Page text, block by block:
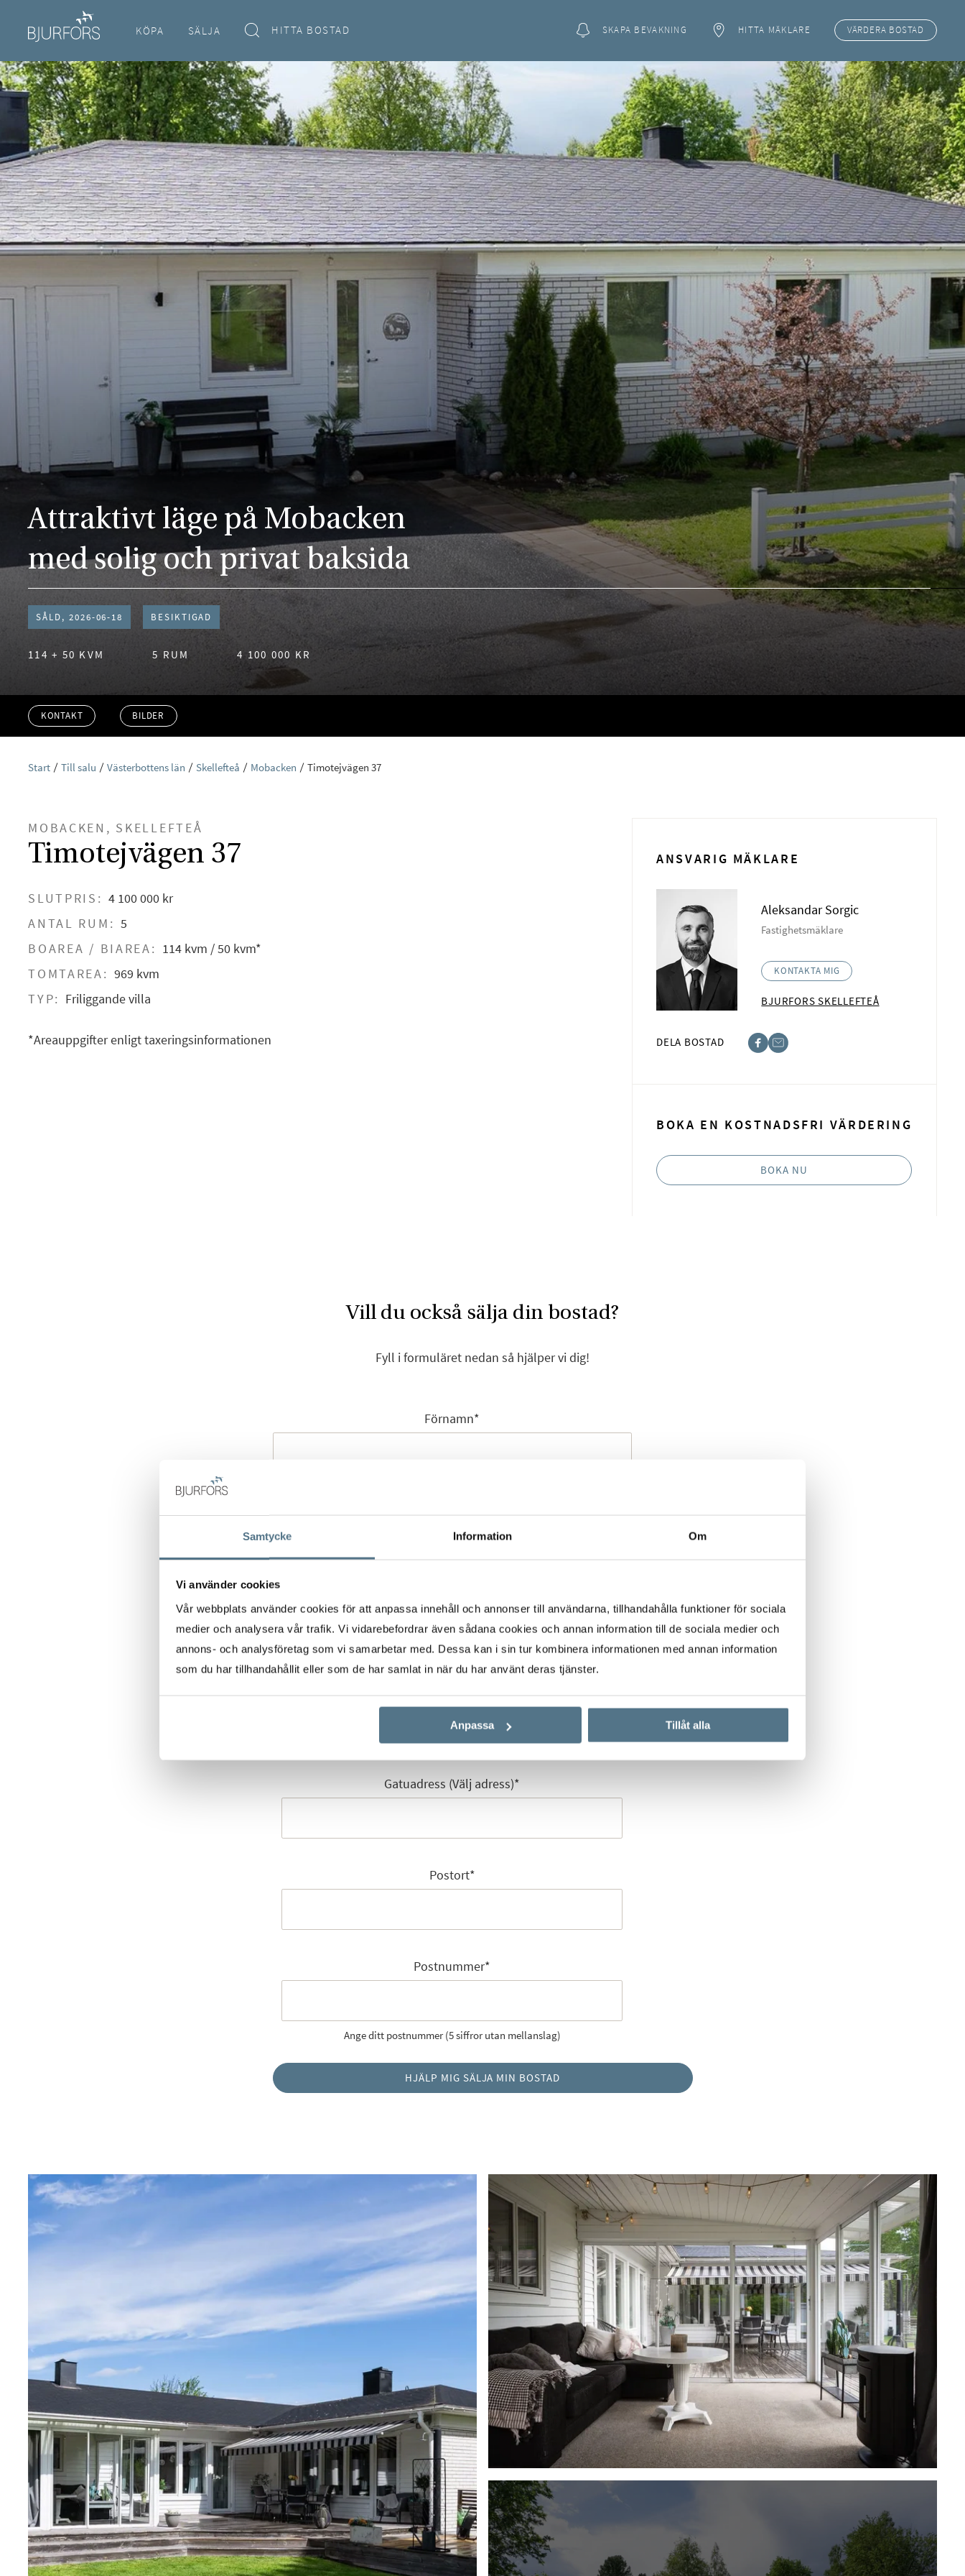
Samtycke Information Om
Vi använder cookies
Vår webbplats använder cookies för att anpassa innehåll och annonser till användarna, tillhandahålla funktioner för sociala
medier och analysera vår trafik. Vi vidarebefordrar även sådana cookies och annan information till de sociala medier och
annons- och analysföretag som vi samarbetar med. Dessa kan i sin tur kombinera informationen med annan information
som du har tillhandahållit eller som de har samlat in när du har använt deras tjänster.
Anpassa Tillåt alla
KÖPA SÄLJA HITTA BOSTAD SKAPA BEVAKNING HITTA MÄKLARE VÄRDERA BOSTAD
Attraktivt läge på Mobacken
med solig och privat baksida
SÅLD, 2026-06-18 BESIKTIGAD
114 + 50 KVM 5 RUM 4 100 000 KR
KONTAKT BILDER
Start Till salu Västerbottens län Skellefteå Mobacken Timotejvägen 37
MOBACKEN, SKELLEFTEÅ
Timotejvägen 37
SLUTPRIS: 4 100 000 kr
ANTAL RUM: 5
BOAREA / BIAREA: 114 kvm / 50 kvm*
TOMTAREA: 969 kvm
TYP: Friliggande villa
*Areauppgifter enligt taxeringsinformationen
ANSVARIG MÄKLARE
Aleksandar Sorgic
Fastighetsmäklare
KONTAKTA MIG
BJURFORS SKELLEFTEÅ
DELA BOSTAD
BOKA EN KOSTNADSFRI VÄRDERING
BOKA NU
Vill du också sälja din bostad?
Fyll i formuläret nedan så hjälper vi dig!
Förnamn*
Mobilnummer
E-post*
Gatuadress (Välj adress)*
Postort*
Postnummer*
Ange ditt postnummer (5 siffror utan mellanslag)